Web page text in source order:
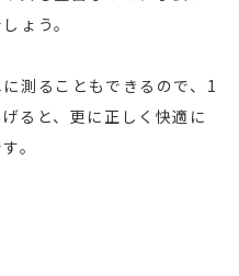
ょう。
測ることもできるので、1
ると、更に正しく快適に
。